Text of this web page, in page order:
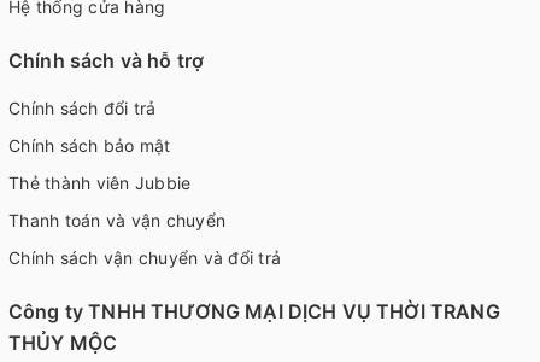
Hệ thống cửa hàng
Chính sách và hỗ trợ
Chính sách đổi trả
Chính sách bảo mật
Thẻ thành viên Jubbie
Thanh toán và vận chuyển
Chính sách vận chuyển và đổi trả
Công ty TNHH THƯƠNG MẠI DỊCH VỤ THỜI TRANG
THỦY MỘC